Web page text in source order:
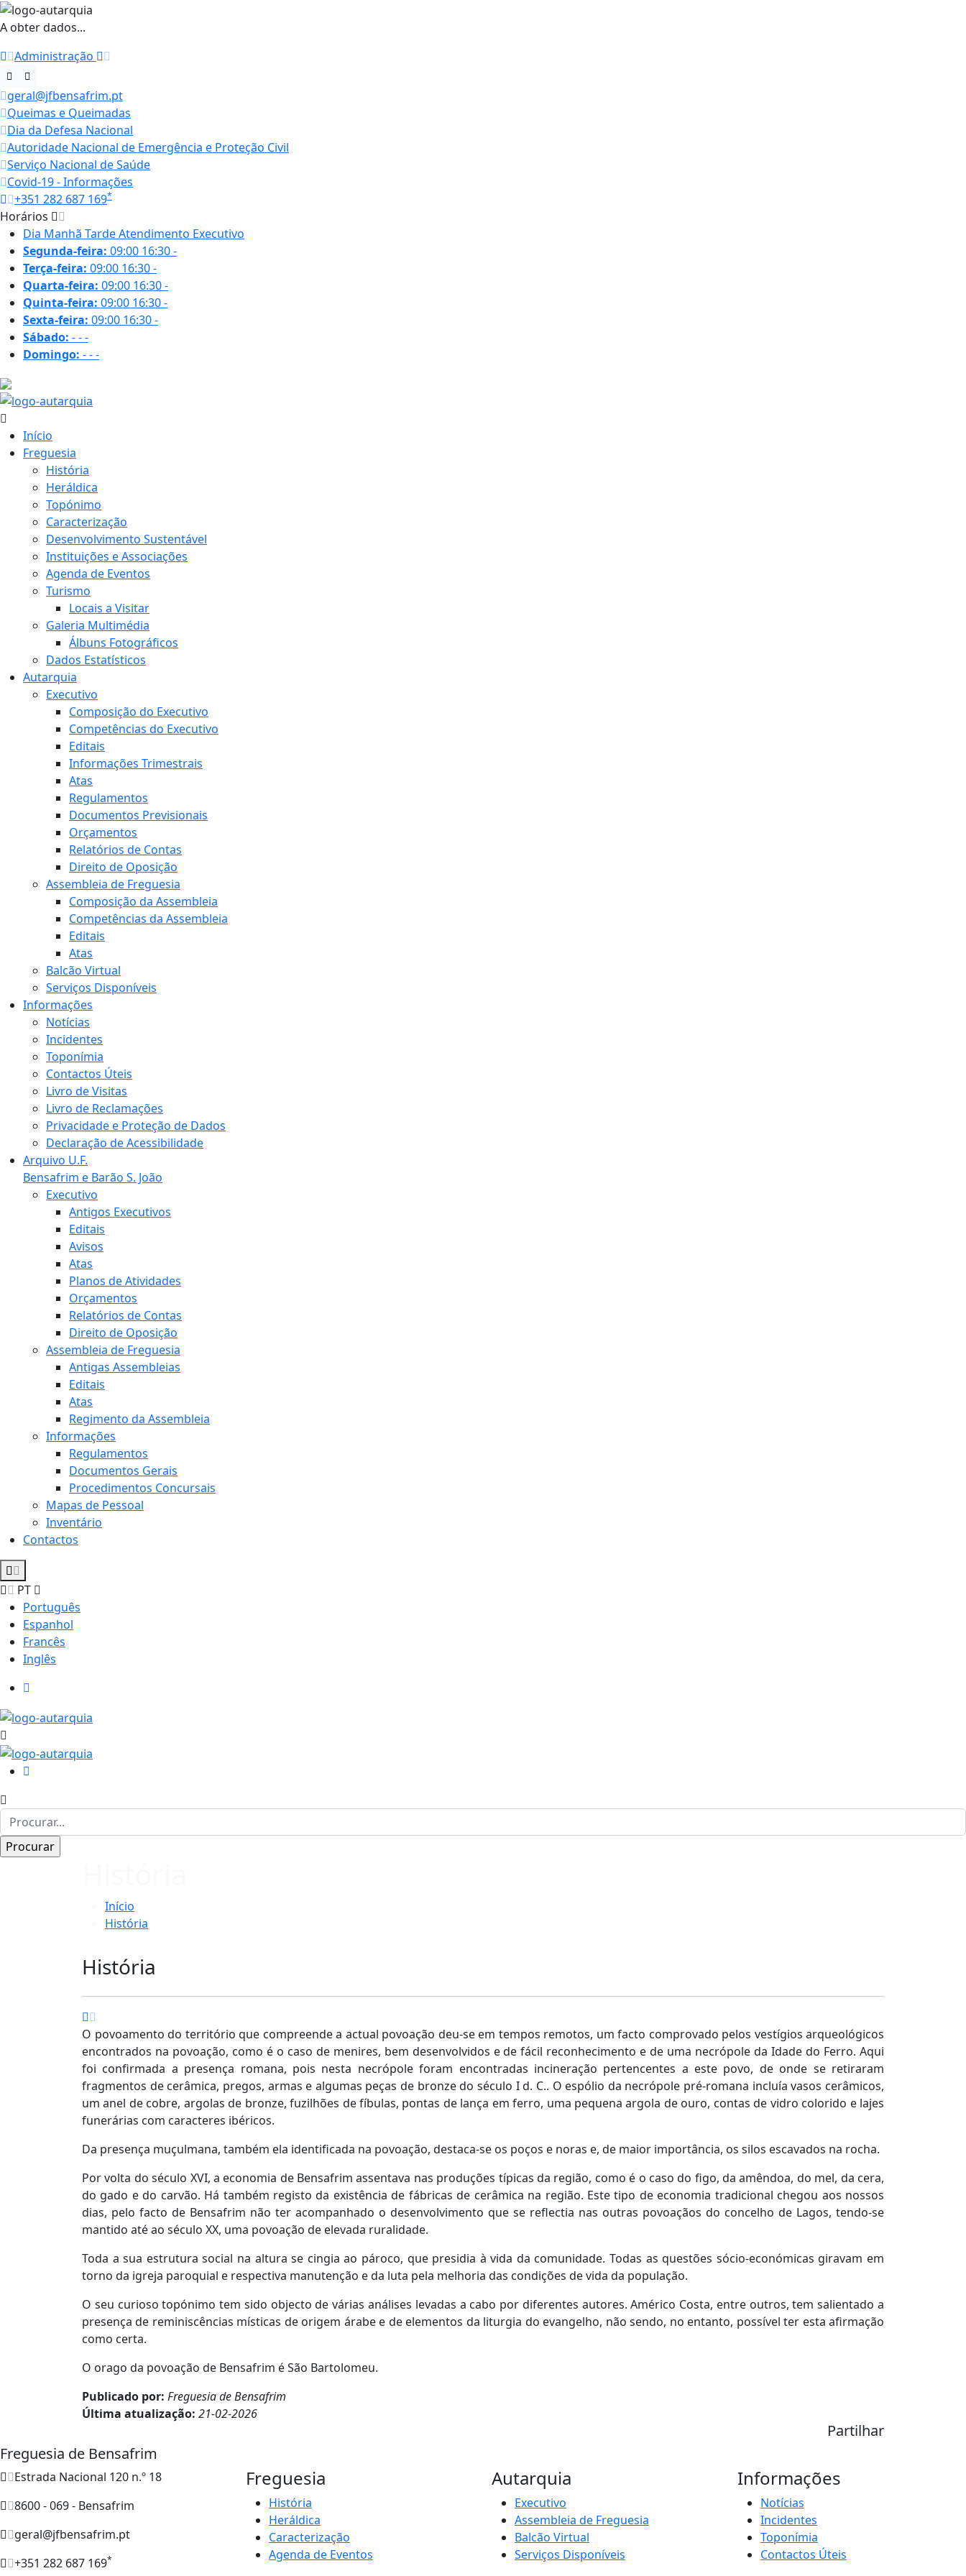
A obter dados...
Administração
geral@jfbensafrim.pt
Queimas e Queimadas
Dia da Defesa Nacional
Autoridade Nacional de Emergência e Proteção Civil
Serviço Nacional de Saúde
Covid-19 - Informações
+351 282 687 169*
Horários
Dia Manhã TardeAtendimento Executivo
Segunda-feira: 09:00 16:30-
Terça-feira: 09:00 16:30-
Quarta-feira: 09:00 16:30-
Quinta-feira: 09:00 16:30-
Sexta-feira: 09:00 16:30-
Sábado: ---
Domingo: ---
Início
Freguesia
História
Heráldica
Topónimo
Caracterização
Desenvolvimento Sustentável
Instituições e Associações
Agenda de Eventos
Turismo
Locais a Visitar
Galeria Multimédia
Álbuns Fotográficos
Dados Estatísticos
Autarquia
Executivo
Composição do Executivo
Competências do Executivo
Editais
Informações Trimestrais
Atas
Regulamentos
Documentos Previsionais
Orçamentos
Relatórios de Contas
Direito de Oposição
Assembleia de Freguesia
Composição da Assembleia
Competências da Assembleia
Editais
Atas
Balcão Virtual
Serviços Disponíveis
Informações
Notícias
Incidentes
Toponímia
Contactos Úteis
Livro de Visitas
Livro de Reclamações
Privacidade e Proteção de Dados
Declaração de Acessibilidade
Arquivo U.F.
Bensafrim e Barão S. João
Executivo
Antigos Executivos
Editais
Avisos
Atas
Planos de Atividades
Orçamentos
Relatórios de Contas
Direito de Oposição
Assembleia de Freguesia
Antigas Assembleias
Editais
Atas
Regimento da Assembleia
Informações
Regulamentos
Documentos Gerais
Procedimentos Concursais
Mapas de Pessoal
Inventário
Contactos
PT
Português
Espanhol
Francês
Inglês
Início
História
História
O povoamento do território que compreende a actual povoação deu-se em tempos remotos, um facto comprovado pelos vestígios arqueológicos
encontrados na povoação, como é o caso de menires, bem desenvolvidos e de fácil reconhecimento e de uma necrópole da Idade do Ferro. Aqui
foi confirmada a presença romana, pois nesta necrópole foram encontradas incineração pertencentes a este povo, de onde se retiraram
fragmentos de cerâmica, pregos, armas e algumas peças de bronze do século I d. C.. O espólio da necrópole pré-romana incluía vasos cerâmicos,
um anel de cobre, argolas de bronze, fuzilhões de fíbulas, pontas de lança em ferro, uma pequena argola de ouro, contas de vidro colorido e lajes
funerárias com caracteres ibéricos.
Da presença muçulmana, também ela identificada na povoação, destaca-se os poços e noras e, de maior importância, os silos escavados na rocha.
Por volta do século XVI, a economia de Bensafrim assentava nas produções típicas da região, como é o caso do figo, da amêndoa, do mel, da cera,
do gado e do carvão. Há também registo da existência de fábricas de cerâmica na região. Este tipo de economia tradicional chegou aos nossos
dias, pelo facto de Bensafrim não ter acompanhado o desenvolvimento que se reflectia nas outras povoaçãos do concelho de Lagos, tendo-se
mantido até ao século XX, uma povoação de elevada ruralidade.
Toda a sua estrutura social na altura se cingia ao pároco, que presidia à vida da comunidade. Todas as questões sócio-económicas giravam em
torno da igreja paroquial e respectiva manutenção e da luta pela melhoria das condições de vida da população.
O seu curioso topónimo tem sido objecto de várias análises levadas a cabo por diferentes autores. Américo Costa, entre outros, tem salientado a
presença de reminiscências místicas de origem árabe e de elementos da liturgia do evangelho, não sendo, no entanto, possível ter esta afirmação
como certa.
O orago da povoação de Bensafrim é São Bartolomeu.
Publicado por: Freguesia de Bensafrim
Última atualização: 21-02-2026
Partilhar
Freguesia de Bensafrim
Estrada Nacional 120 n.º 18
8600 - 069 - Bensafrim
geral@jfbensafrim.pt
+351 282 687 169*
Freguesia
História
Heráldica
Caracterização
Agenda de Eventos
Autarquia
Executivo
Assembleia de Freguesia
Balcão Virtual
Serviços Disponíveis
Informações
Notícias
Incidentes
Toponímia
Contactos Úteis